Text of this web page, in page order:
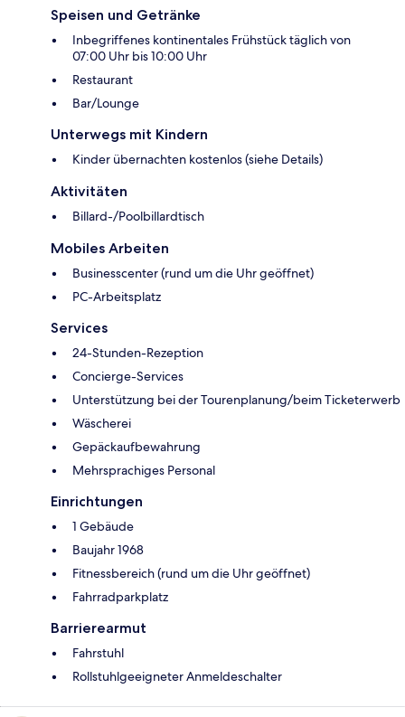
Speisen und Getränke
Inbegriffenes kontinentales Frühstück täglich von
07:00 Uhr bis 10:00 Uhr
Restaurant
Bar/Lounge
Unterwegs mit Kindern
Kinder übernachten kostenlos (siehe Details)
Aktivitäten
Billard-/Poolbillardtisch
Mobiles Arbeiten
Businesscenter (rund um die Uhr geöffnet)
PC-Arbeitsplatz
Services
24-Stunden-Rezeption
Concierge-Services
Unterstützung bei der Tourenplanung/beim Ticketerwerb
Wäscherei
Gepäckaufbewahrung
Mehrsprachiges Personal
Einrichtungen
1 Gebäude
Baujahr 1968
Fitnessbereich (rund um die Uhr geöffnet)
Fahrradparkplatz
Barrierearmut
Fahrstuhl
Rollstuhlgeeigneter Anmeldeschalter